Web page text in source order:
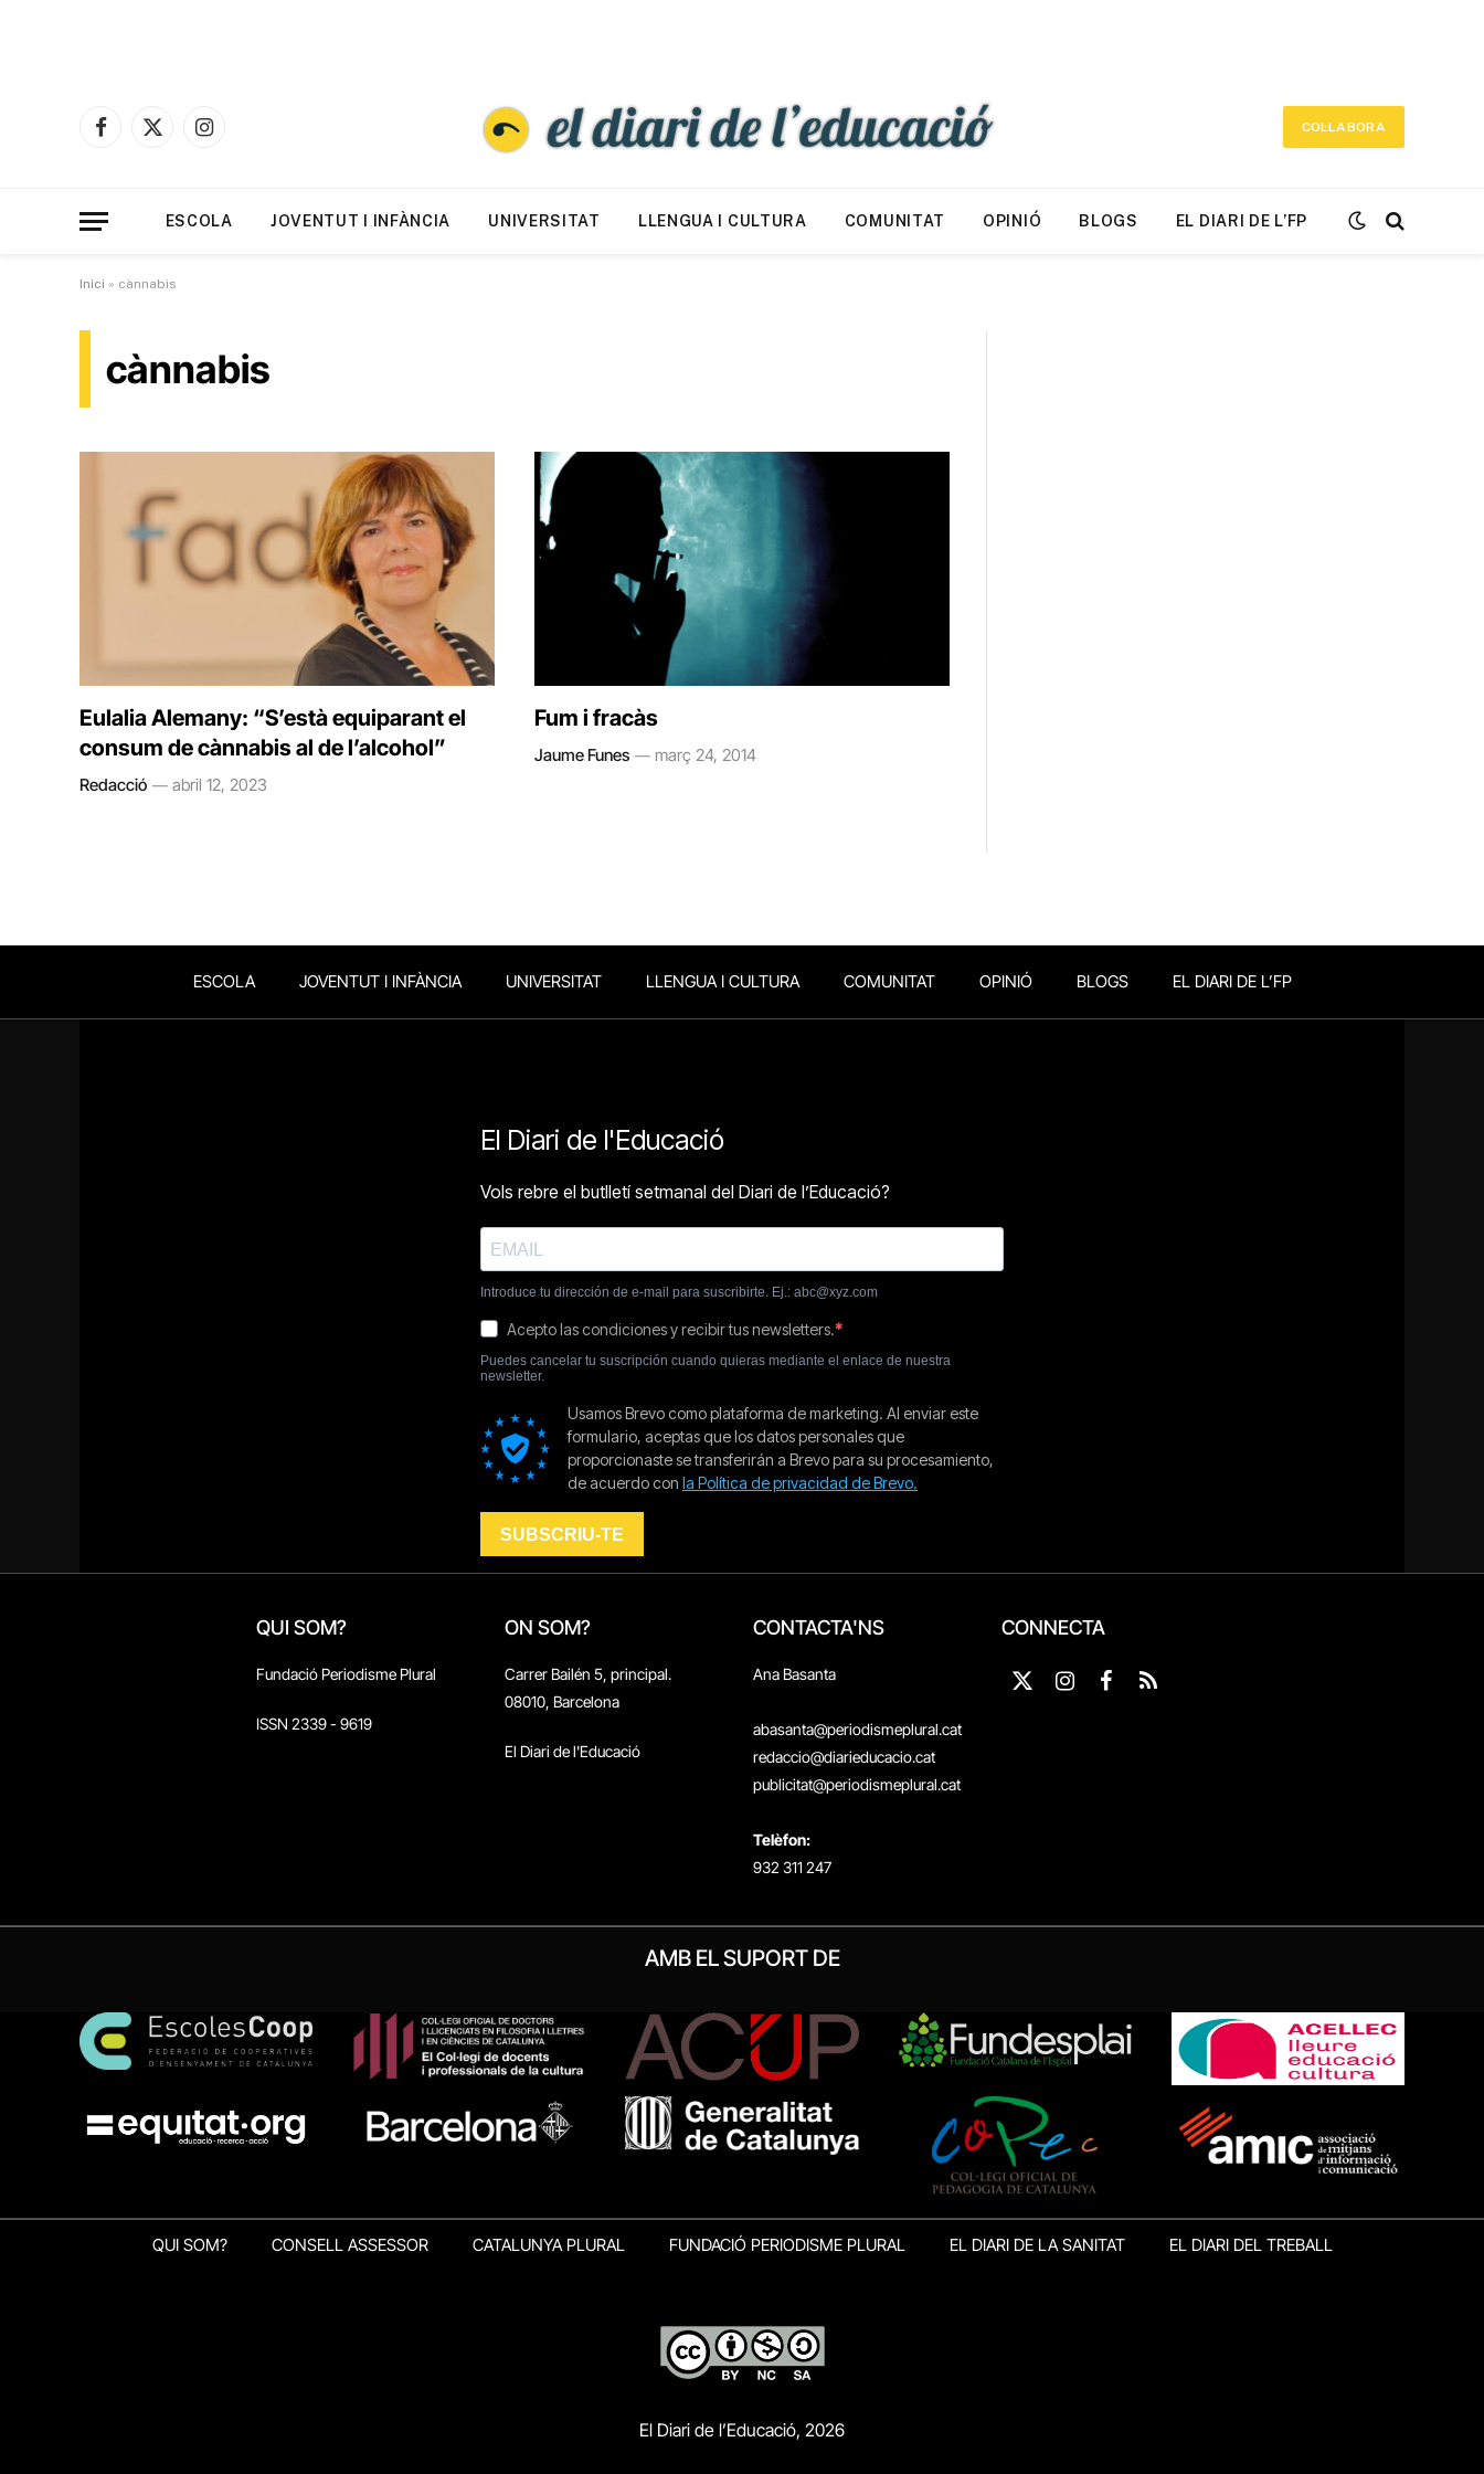
Facebook
X
Instagram
COL·LABORA
ESCOLA JOVENTUT I INFÀNCIA UNIVERSITAT LLENGUA I CULTURA COMUNITAT OPINIÓ BLOGS EL DIARI DE L’FP
Inici » cànnabis
cànnabis
Eulalia Alemany: “S’està equiparant el
consum de cànnabis al de l’alcohol”
Redacció abril 12, 2023
Fum i fracàs
Jaume Funes març 24, 2014
ESCOLA JOVENTUT I INFÀNCIA UNIVERSITAT LLENGUA I CULTURA COMUNITAT OPINIÓ BLOGS EL DIARI DE L’FP
QUI SOM?
Fundació Periodisme Plural
ISSN 2339 - 9619
ON SOM?
Carrer Bailén 5, principal.
08010, Barcelona
El Diari de l'Educació
CONTACTA'NS
Ana Basanta
abasanta@periodismeplural.cat
redaccio@diarieducacio.cat
publicitat@periodismeplural.cat
Telèfon:
932 311 247
CONNECTA
X
Instagram
Facebook
RSS
AMB EL SUPORT DE
QUI SOM? CONSELL ASSESSOR CATALUNYA PLURAL FUNDACIÓ PERIODISME PLURAL EL DIARI DE LA SANITAT EL DIARI DEL TREBALL
El Diari de l’Educació, 2026